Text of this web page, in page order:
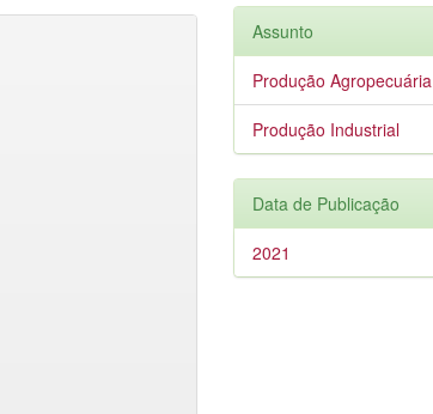
Assunto
Produção Agropecuária
Produção Industrial
Data de Publicação
2021